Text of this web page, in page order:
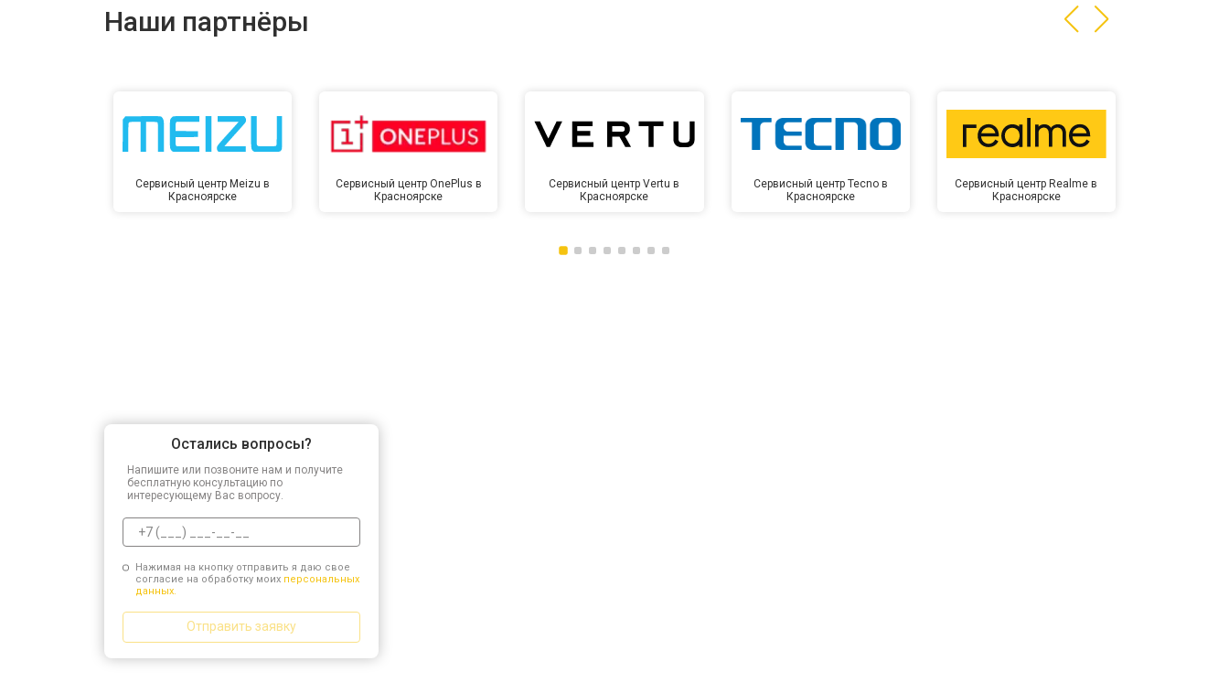
Наши партнёры
Сервисный центр Meizu в
Красноярске
Сервисный центр OnePlus в
Красноярске
Сервисный центр Vertu в
Красноярске
Сервисный центр Tecno в
Красноярске
Сервисный центр Realme в
Красноярске
Остались вопросы?
Напишите или позвоните нам и получите
бесплатную консультацию по
интересующему Вас вопросу.
Нажимая на кнопку отправить я даю свое
согласие на обработку моих персональных
данных.
Отправить заявку